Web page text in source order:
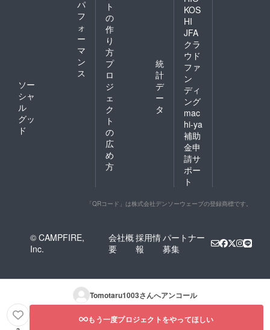
パ
フ
ォ
ー
マ
ン
ス
ソー
シャ
ル
グッ
ド
ト
の
作
り
方
プ
ロ
ジ
ェ
ク
ト
の
広
め
方
統
計
デ
ー
タ
KOS
HI
JFA
クラ
ウド
ファ
ン
ディ
ング
mac
hi-ya
補助
金申
請サ
ポー
ト
「QRコード」は株式会社デンソーウェーブの登録商標です。
© CAMPFIRE,
Inc.
会社概
要
採用情
報
パートナー
募集
Tomotaru1003さんへアンコール
もう一度プロジェクトをやってほしい